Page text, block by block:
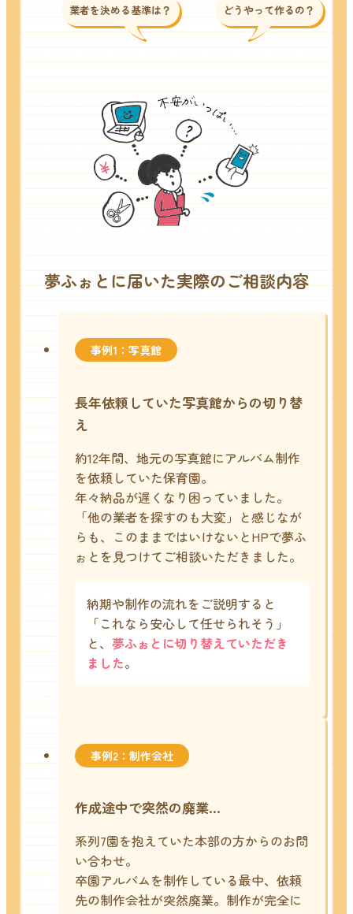
業者を決める基準は？ どうやって作るの？
夢ふぉとに届いた実際のご相談内容
事例1：写真館
長年依頼していた写真館からの切り替
え
約12年間、地元の写真館にアルバム制作
を依頼していた保育園。
年々納品が遅くなり困っていました。
「他の業者を探すのも大変」と感じなが
らも、このままではいけないとHPで夢ふ
ぉとを見つけてご相談いただきました。
納期や制作の流れをご説明すると
「これなら安心して任せられそう」
と、 夢ふぉとに切り替えていただき
ました。
事例2：制作会社
作成途中で突然の廃業…
系列7園を抱えていた本部の方からのお問
い合わせ。
卒園アルバムを制作している最中、依頼
先の制作会社が突然廃業。 制作が完全に